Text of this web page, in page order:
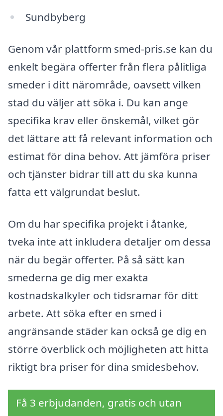
Sundbyberg
Genom vår plattform smed-pris.se kan du
enkelt begära offerter från flera pålitliga
smeder i ditt närområde, oavsett vilken
stad du väljer att söka i. Du kan ange
specifika krav eller önskemål, vilket gör
det lättare att få relevant information och
estimat för dina behov. Att jämföra priser
och tjänster bidrar till att du ska kunna
fatta ett välgrundat beslut.
Om du har specifika projekt i åtanke,
tveka inte att inkludera detaljer om dessa
när du begär offerter. På så sätt kan
smederna ge dig mer exakta
kostnadskalkyler och tidsramar för ditt
arbete. Att söka efter en smed i
angränsande städer kan också ge dig en
större överblick och möjligheten att hitta
riktigt bra priser för dina smidesbehov.
Få 3 erbjudanden, gratis och utan